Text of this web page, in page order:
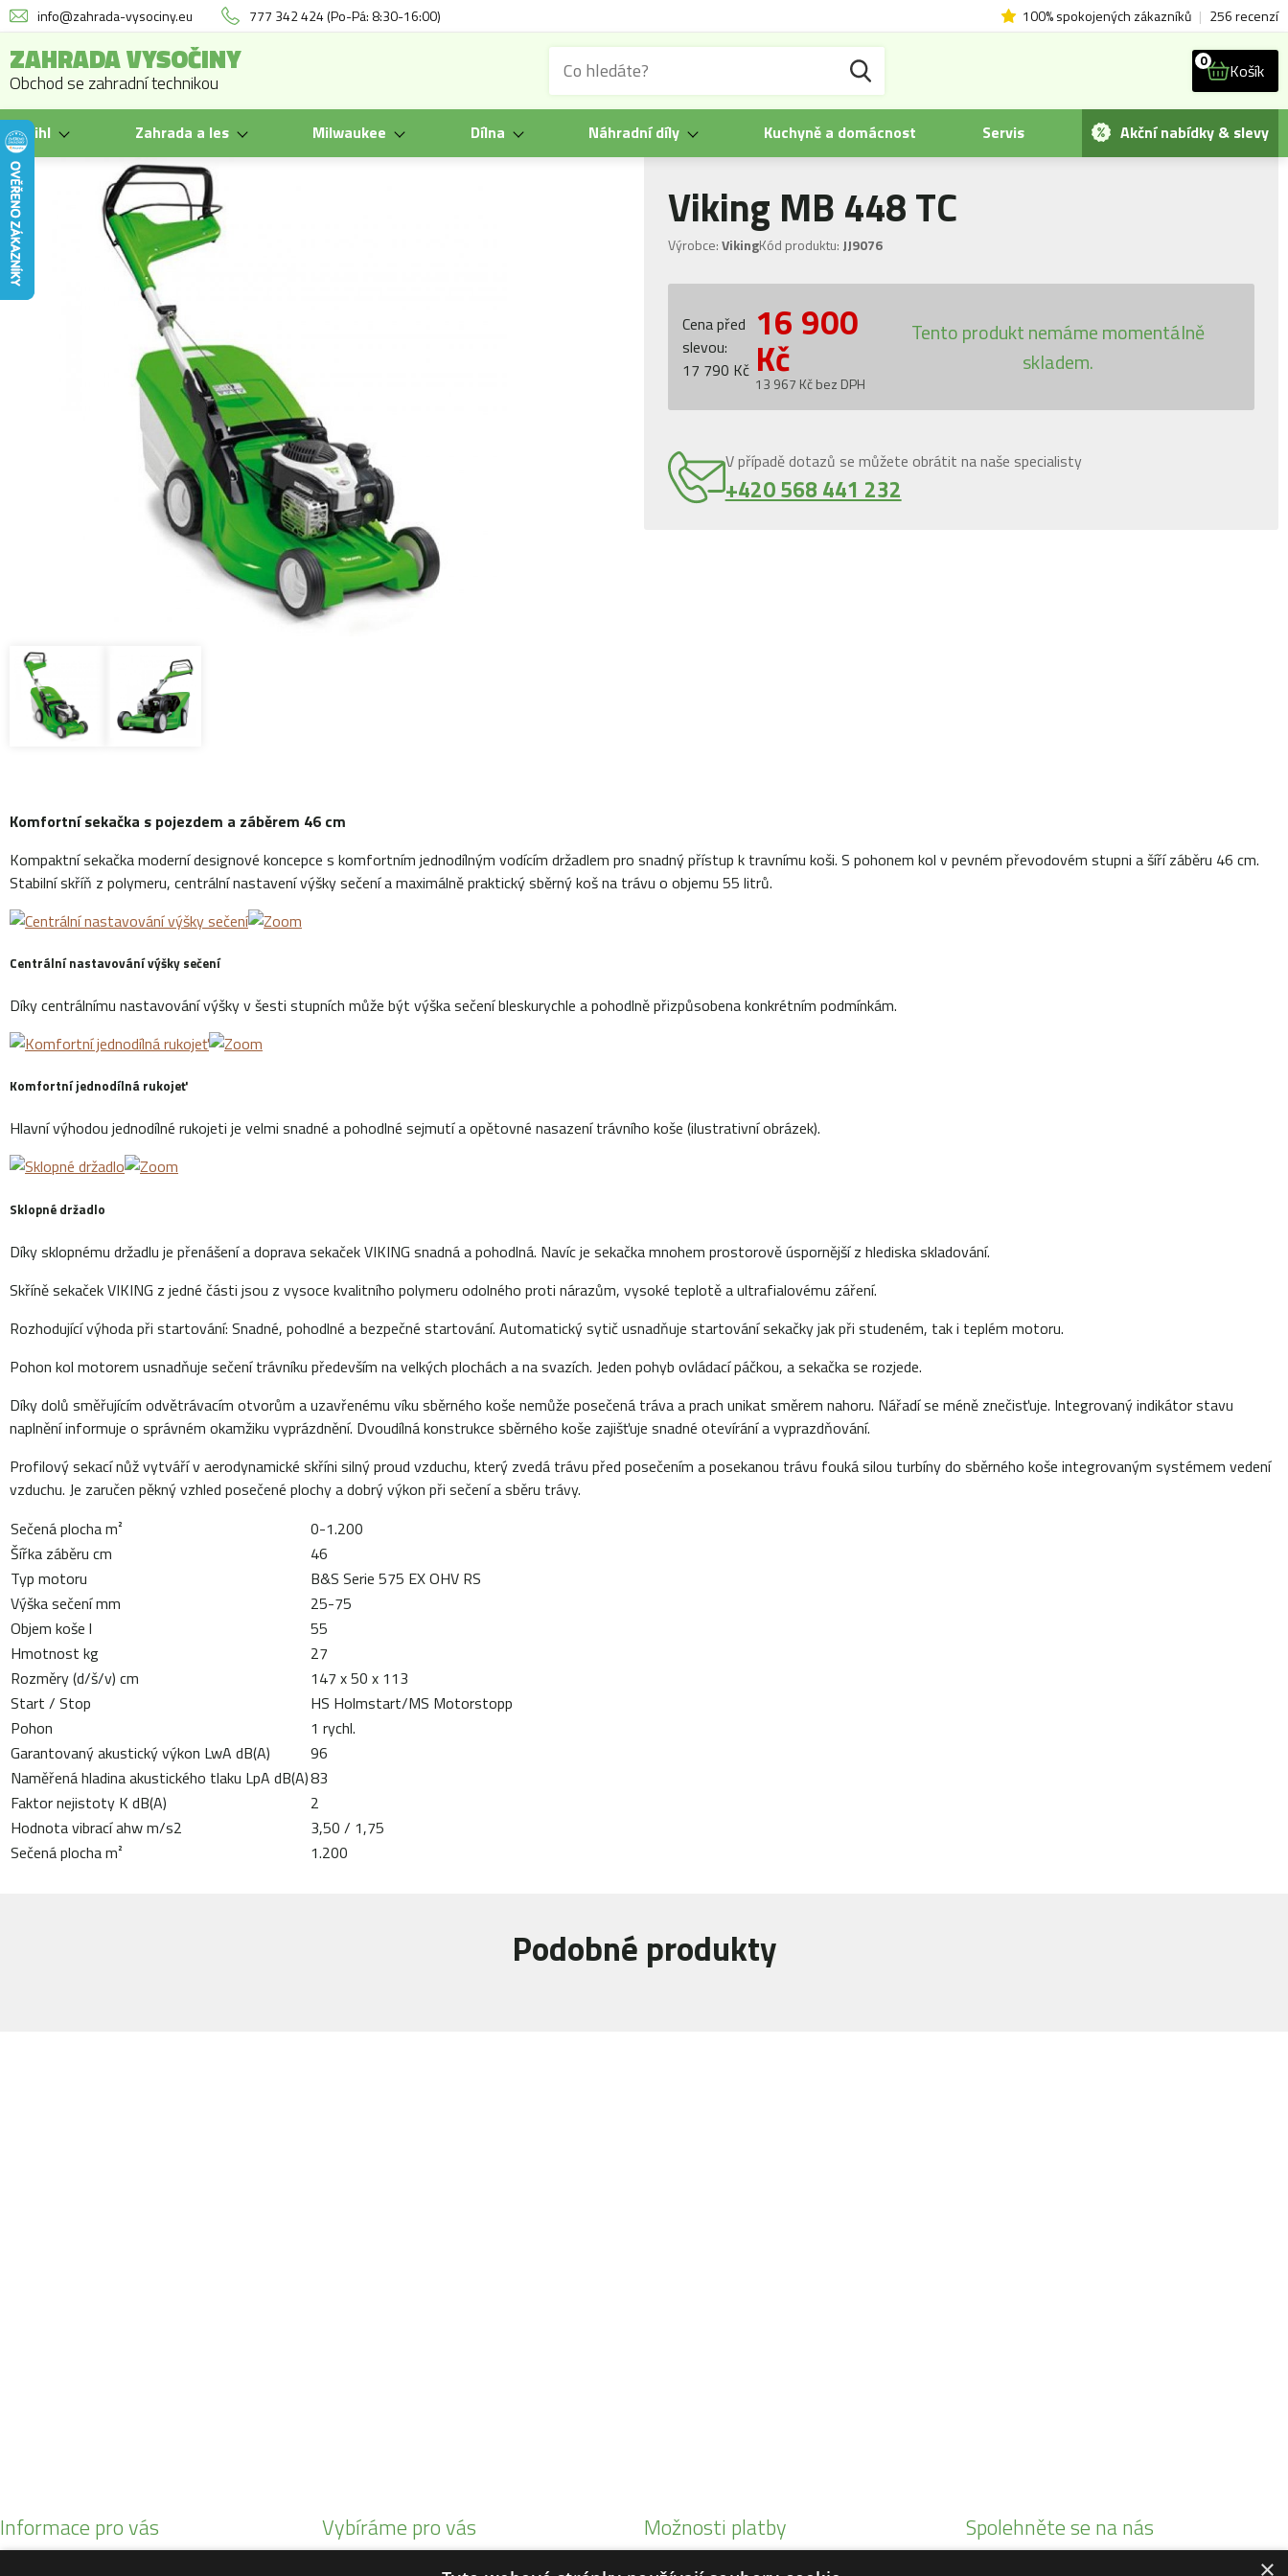
info@zahrada-vysociny.eu 777 342 424 (Po-Pá: 8:30-16:00) 100% spokojených zákazníků | 256 recenzí
ZAHRADA VYSOČINY
Obchod se zahradní technikou
0 Košík
Stihl Zahrada a les Milwaukee Dílna Náhradní díly Kuchyně a domácnost Servis Akční nabídky & slevy
Viking MB 448 TC
Výrobce:VikingKód produktu: JJ9076
Cena před
slevou:
17 790 Kč
16 900
Kč
13 967 Kč bez DPH
Tento produkt nemáme momentálně
skladem.
V případě dotazů se můžete obrátit na naše specialisty
+420 568 441 232
Komfortní sekačka s pojezdem a záběrem 46 cm
Kompaktní sekačka moderní designové koncepce s komfortním jednodílným vodícím držadlem pro snadný přístup k travnímu koši. S pohonem kol v pevném převodovém stupni a šíří záběru 46 cm.
Stabilní skříň z polymeru, centrální nastavení výšky sečení a maximálně praktický sběrný koš na trávu o objemu 55 litrů.
Centrální nastavování výšky sečení
Díky centrálnímu nastavování výšky v šesti stupních může být výška sečení bleskurychle a pohodlně přizpůsobena konkrétním podmínkám.
Komfortní jednodílná rukojeť
Hlavní výhodou jednodílné rukojeti je velmi snadné a pohodlné sejmutí a opětovné nasazení trávního koše (ilustrativní obrázek).
Sklopné držadlo
Díky sklopnému držadlu je přenášení a doprava sekaček VIKING snadná a pohodlná. Navíc je sekačka mnohem prostorově úspornější z hlediska skladování.
Skříně sekaček VIKING z jedné části jsou z vysoce kvalitního polymeru odolného proti nárazům, vysoké teplotě a ultrafialovému záření.
Rozhodující výhoda při startování: Snadné, pohodlné a bezpečné startování. Automatický sytič usnadňuje startování sekačky jak při studeném, tak i teplém motoru.
Pohon kol motorem usnadňuje sečení trávníku především na velkých plochách a na svazích. Jeden pohyb ovládací páčkou, a sekačka se rozjede.
Díky dolů směřujícím odvětrávacím otvorům a uzavřenému víku sběrného koše nemůže posečená tráva a prach unikat směrem nahoru. Nářadí se méně znečisťuje. Integrovaný indikátor stavu
naplnění informuje o správném okamžiku vyprázdnění. Dvoudílná konstrukce sběrného koše zajišťuje snadné otevírání a vyprazdňování.
Profilový sekací nůž vytváří v aerodynamické skříni silný proud vzduchu, který zvedá trávu před posečením a posekanou trávu fouká silou turbíny do sběrného koše integrovaným systémem vedení
vzduchu. Je zaručen pěkný vzhled posečené plochy a dobrý výkon při sečení a sběru trávy.
Sečená plocha m²
0-1.200
Šířka záběru cm
46
Typ motoru
B&S Serie 575 EX OHV RS
Výška sečení mm
25-75
Objem koše l
55
Hmotnost kg
27
Rozměry (d/š/v) cm
147 x 50 x 113
Start / Stop
HS Holmstart/MS Motorstopp
Pohon
1 rychl.
Garantovaný akustický výkon LwA dB(A)
96
Naměřená hladina akustického tlaku LpA dB(A)83
Faktor nejistoty K dB(A)
2
Hodnota vibrací ahw m/s2
3,50 / 1,75
Sečená plocha m²
1.200
Podobné produkty
Informace pro vás Vybíráme pro vás
Malotratory Vari Honda
Možnosti platby Spolehněte se na nás
×